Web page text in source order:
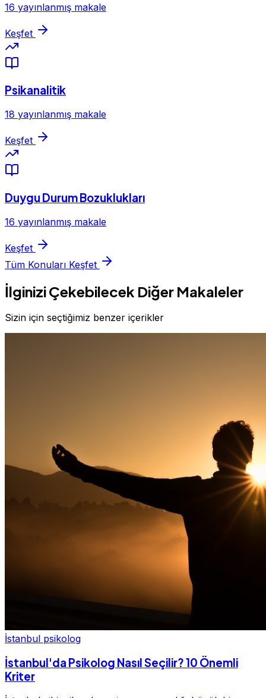
16 yayınlanmış makale
Keşfet
Psikanalitik
18 yayınlanmış makale
Keşfet
Duygu Durum Bozuklukları
16 yayınlanmış makale
Keşfet
Tüm Konuları Keşfet
İlginizi Çekebilecek Diğer Makaleler
Sizin için seçtiğimiz benzer içerikler
İstanbul psikolog
İstanbul'da Psikolog Nasıl Seçilir? 10 Önemli
Kriter